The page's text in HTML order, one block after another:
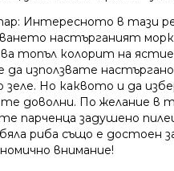
Интересното в тази
настърганият
топъл колорит на
използвате настъргано
зеле. Но каквото и да
доволни. По желание в
парченца задушено
риба също е достоен
внимание!